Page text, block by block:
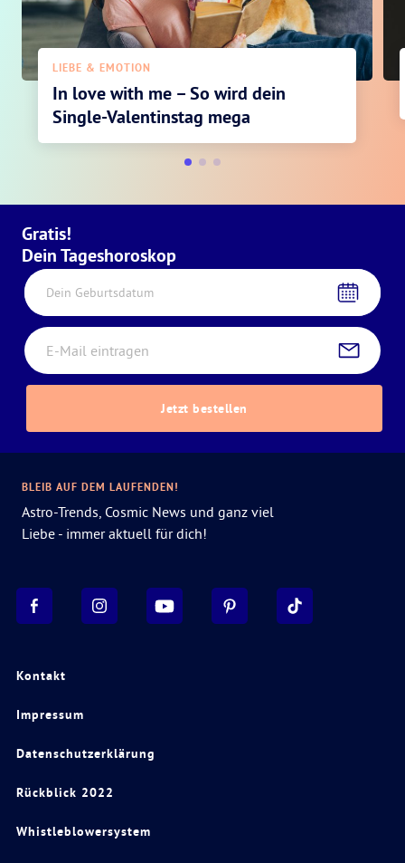
LIEBE & EMOTION
In love with me – So wird dein
Single-Valentinstag mega
Gratis!
Dein Tageshoroskop
Dein Geburtsdatum
Jetzt bestellen
Kontakt
Impressum
Datenschutzerklärung
Rückblick 2022
Whistleblowersystem
BLEIB AUF DEM LAUFENDEN!
Astro-Trends, Cosmic News und ganz viel
Liebe - immer aktuell für dich!